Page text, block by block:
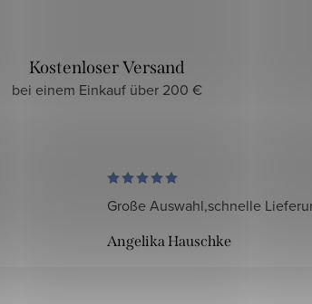
Kostenloser Versand
bei einem Einkauf über 200 €
Große Auswahl,schnelle
Angelika Hauschke